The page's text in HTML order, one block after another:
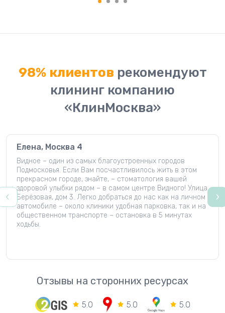
98% клиентов рекомендуют
клининг компанию
«КлинМосква»
Елена, Москва 4
Видное – один из самых благоустроенных городов
Подмосковья. Если Вам посчастливилось жить в этом
прекрасном городе, знайте, – стоматология вашей
здоровой улыбки рядом – в самом центре Видного! Улица
Берёзовая, дом 3. Легко добраться до нас как на личном
автомобиле – около клиники удобная парковка, так и на
общественном транспорте – остановка в 5 минутах
ходьбы.
Отзывы на сторонних ресурсах
5.0 5.0 5.0